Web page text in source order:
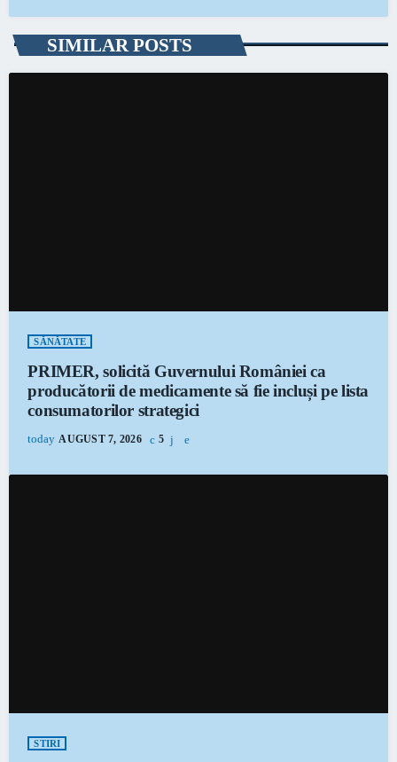
SIMILAR POSTS
SĂNĂTATE
PRIMER, solicită Guvernului României ca
producătorii de medicamente să fie incluși pe lista
consumatorilor strategici
today AUGUST 7, 2026 5
STIRI